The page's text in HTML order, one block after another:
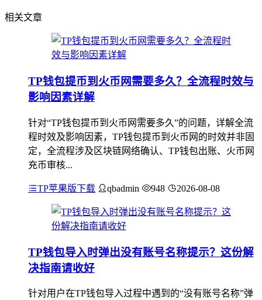
相关文章
TP钱包提币到火币网需要多久？全流程时效与
影响因素详解
针对“TP钱包提币到火币网需要多久”的问题，详解全流
程时效及影响因素，TP钱包提币到火币网的时效并非固
定，全流程涉及区块链网络确认、TP钱包出账、火币网
充币审核...
TP苹果版下载 qbadmin 948 2026-08-08
TP钱包导入时弹出没有账号名称提示？这份解
决指南请收好
针对用户在TP钱包导入过程中遇到的“没有账号名称”弹